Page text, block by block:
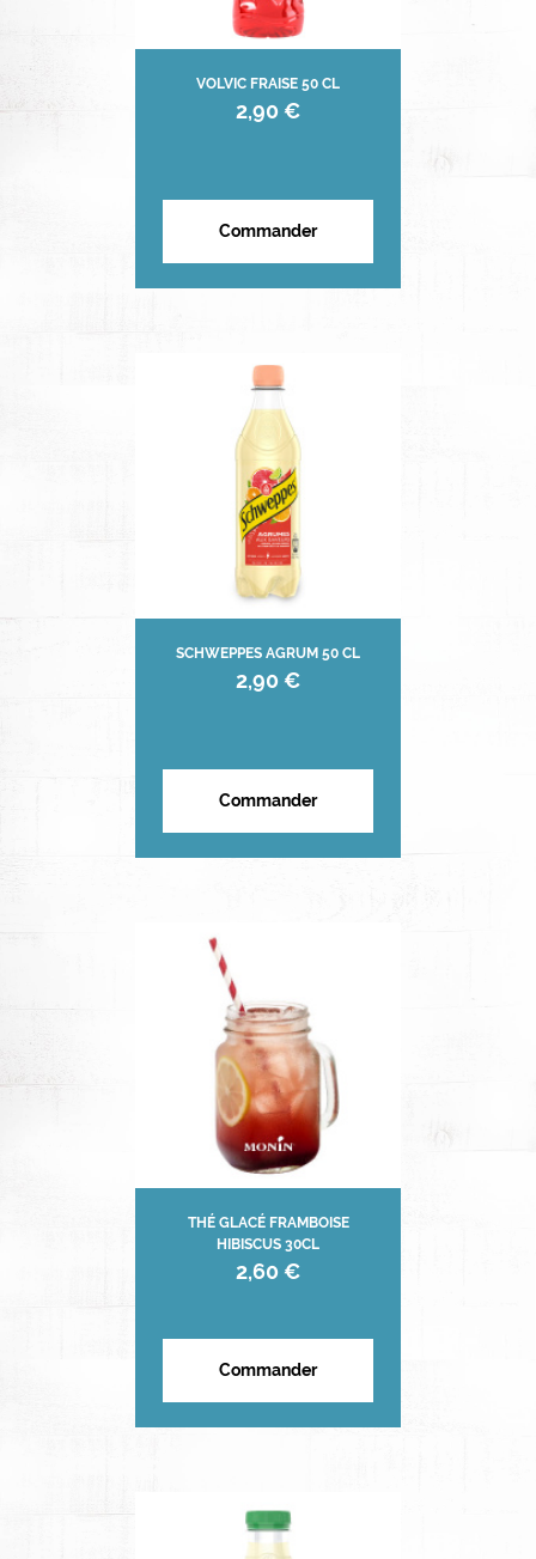
VOLVIC FRAISE 50 CL
2,90 €
Commander
SCHWEPPES AGRUM 50 CL
2,90 €
Commander
THÉ GLACÉ FRAMBOISE
HIBISCUS 30CL
2,60 €
Commander